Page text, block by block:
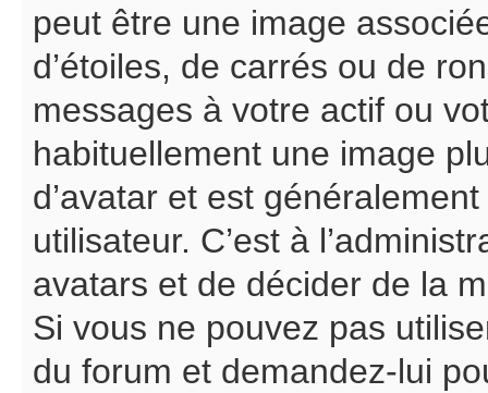
peut être une image
d’étoiles, de carrés ou de
messages à votre actif ou
habituellement une image
d’avatar et est
utilisateur. C’est à
avatars et de décider de la
Si vous ne pouvez pas
du forum et demandez-lui